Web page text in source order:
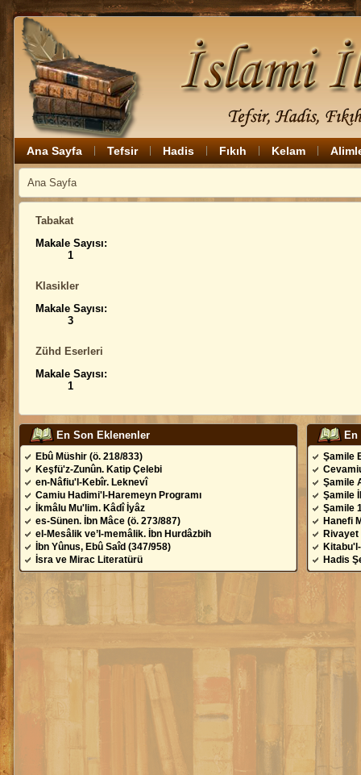
Ana Sayfa Tefsir Hadis Fıkıh Kelam
Ana Sayfa
Tabakat
Makale Sayısı:
1
Klasikler
Makale Sayısı:
3
Zühd Eserleri
Makale Sayısı:
1
En Son Eklenenler
Ebû Müshir (ö. 218/833)
Keşfü'z-Zunûn. Katip Çelebi
en-Nâfiu'l-Kebîr. Leknevî
Camiu Hadimi'l-Haremeyn Programı
İkmâlu Mu'lim. Kâdî İyâz
es-Sünen. İbn Mâce (ö. 273/887)
el-Mesâlik ve’l-memâlik. İbn Hurdâzbih
İbn Yûnus, Ebû Saîd (347/958)
İsra ve Mirac Literatürü
Şamile
Şamile
Şamile
Şamile
Hanefi
Hadis